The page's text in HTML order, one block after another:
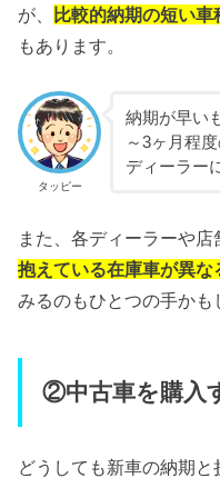
が、
比較的納期の短い車
もあります。
タッピー
納期が早い
～3ヶ月程
ディーラー
また、各ディーラーや
抱えている在庫車が異な
みるのもひとつの手かも
②中古車を購入
どうしても新車の納期と